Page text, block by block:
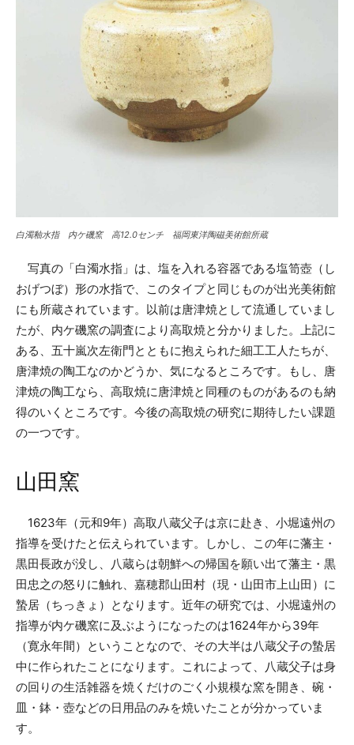
白濁釉水指 内ケ磯窯 高12.0センチ 福岡東洋陶磁美術館所蔵
写真の「白濁水指」は、塩を入れる容器である塩笥壺（し
おげつぼ）形の水指で、このタイプと同じものが出光美術館
にも所蔵されています。以前は唐津焼として流通していまし
たが、内ケ磯窯の調査により高取焼と分かりました。上記に
ある、五十嵐次左衛門とともに抱えられた細工工人たちが、
唐津焼の陶工なのかどうか、気になるところです。もし、唐
津焼の陶工なら、高取焼に唐津焼と同種のものがあるのも納
得のいくところです。今後の高取焼の研究に期待したい課題
の一つです。
山田窯
1623年（元和9年）高取八蔵父子は京に赴き、小堀遠州の
指導を受けたと伝えられています。しかし、この年に藩主・
黒田長政が没し、八蔵らは朝鮮への帰国を願い出て藩主・黒
田忠之の怒りに触れ、嘉穂郡山田村（現・山田市上山田）に
蟄居（ちっきょ）となります。近年の研究では、小堀遠州の
指導が内ケ磯窯に及ぶようになったのは1624年から39年
（寛永年間）ということなので、その大半は八蔵父子の蟄居
中に作られたことになります。これによって、八蔵父子は身
の回りの生活雑器を焼くだけのごく小規模な窯を開き、碗・
皿・鉢・壺などの日用品のみを焼いたことが分かっていま
す。